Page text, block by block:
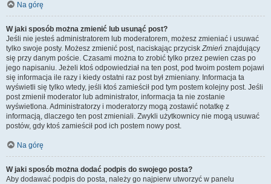
Na górę
W jaki sposób można zmienić lub usunąć post?
Jeśli nie jesteś administratorem lub moderatorem, możesz zmieniać i usuwać
tylko swoje posty. Możesz zmienić post, naciskając przyciskZmień znajdujący
się przy danym poście. Czasami można to zrobić tylko przez pewien czas po
jego napisaniu. Jeżeli ktoś odpowiedział na ten post, pod twoim postem pojawi
się informacja ile razy i kiedy ostatni raz post był zmieniany. Informacja ta
wyświetli się tylko wtedy, jeśli ktoś zamieścił pod tym postem kolejny post. Jeśli
post zmienił moderator lub administrator, informacja ta nie zostanie
wyświetlona. Administratorzy i moderatorzy mogą zostawić notatkę z
informacją, dlaczego ten post zmieniali. Zwykli użytkownicy nie mogą usuwać
postów, gdy ktoś zamieścił pod ich postem nowy post.
Na górę
W jaki sposób można dodać podpis do swojego posta?
Aby dodawać podpis do posta, należy go najpierw utworzyć w panelu